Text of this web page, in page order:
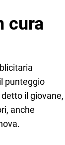
cura
punteggio
il giovane,
anche